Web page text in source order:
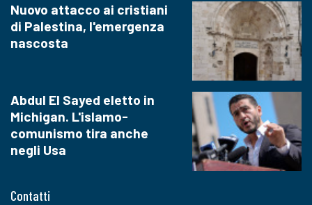
Contatti
Nuovo attacco ai cristiani
di Palestina, l'emergenza
nascosta
Abdul El Sayed eletto in
Michigan. L'islamo-
comunismo tira anche
negli Usa